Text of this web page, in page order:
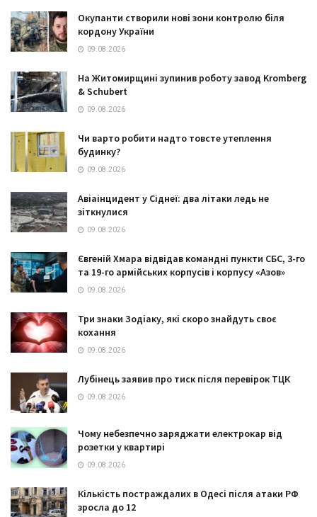
Окупанти створили нові зони контролю біля
кордону України
09.08.2026
На Житомирщині зупинив роботу завод Kromberg
& Schubert
09.08.2026
Чи варто робити надто товсте утеплення
будинку?
09.08.2026
Авіаінцидент у Сіднеї: два літаки ледь не
зіткнулися
09.08.2026
Євгеній Хмара відвідав командні пункти СБС, 3-го
та 19-го армійських корпусів і корпусу «Азов»
09.08.2026
Три знаки Зодіаку, які скоро знайдуть своє
кохання
09.08.2026
Лубінець заявив про тиск після перевірок ТЦК
09.08.2026
Чому небезпечно заряджати електрокар від
розетки у квартирі
09.08.2026
Кількість постраждалих в Одесі після атаки РФ
зросла до 12